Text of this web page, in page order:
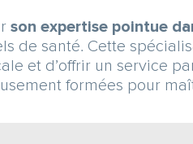
son expertise pointue
de santé. Cette
et d’offrir un service
formées pour